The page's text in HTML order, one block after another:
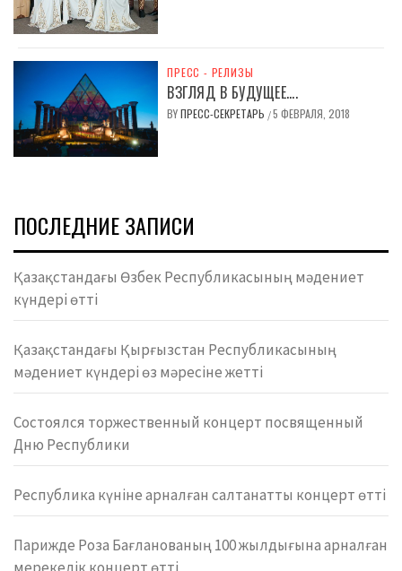
ПРЕСС - РЕЛИЗЫ
ВЗГЛЯД В БУДУЩЕЕ….
BYПРЕСС-СЕКРЕТАРЬ /5 ФЕВРАЛЯ, 2018
ПОСЛЕДНИЕ ЗАПИСИ
Қазақстандағы Өзбек Республикасының мәдениет
күндері өтті
Қазақстандағы Қырғызстан Республикасының
мәдениет күндері өз мәресіне жетті
Состоялся торжественный концерт посвященный
Дню Республики
Республика күніне арналған салтанатты концерт өтті
Парижде Роза Бағланованың 100 жылдығына арналған